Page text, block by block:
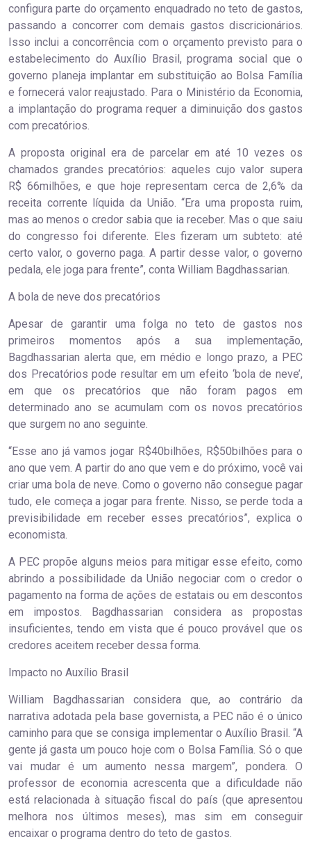
configura parte do orçamento enquadrado no teto de gastos,
passando a concorrer com demais gastos discricionários.
Isso inclui a concorrência com o orçamento previsto para o
estabelecimento do Auxílio Brasil, programa social que o
governo planeja implantar em substituição ao Bolsa Família
e fornecerá valor reajustado. Para o Ministério da Economia,
a implantação do programa requer a diminuição dos gastos
com precatórios.
A proposta original era de parcelar em até 10 vezes os
chamados grandes precatórios: aqueles cujo valor supera
R$ 66milhões, e que hoje representam cerca de 2,6% da
receita corrente líquida da União. “Era uma proposta ruim,
mas ao menos o credor sabia que ia receber. Mas o que saiu
do congresso foi diferente. Eles fizeram um subteto: até
certo valor, o governo paga. A partir desse valor, o governo
pedala, ele joga para frente”, conta William Bagdhassarian.
A bola de neve dos precatórios
Apesar de garantir uma folga no teto de gastos nos
primeiros momentos após a sua implementação,
Bagdhassarian alerta que, em médio e longo prazo, a PEC
dos Precatórios pode resultar em um efeito ‘bola de neve’,
em que os precatórios que não foram pagos em
determinado ano se acumulam com os novos precatórios
que surgem no ano seguinte.
“Esse ano já vamos jogar R$40bilhões, R$50bilhões para o
ano que vem. A partir do ano que vem e do próximo, você vai
criar uma bola de neve. Como o governo não consegue pagar
tudo, ele começa a jogar para frente. Nisso, se perde toda a
previsibilidade em receber esses precatórios”, explica o
economista.
A PEC propõe alguns meios para mitigar esse efeito, como
abrindo a possibilidade da União negociar com o credor o
pagamento na forma de ações de estatais ou em descontos
em impostos. Bagdhassarian considera as propostas
insuficientes, tendo em vista que é pouco provável que os
credores aceitem receber dessa forma.
Impacto no Auxílio Brasil
William Bagdhassarian considera que, ao contrário da
narrativa adotada pela base governista, a PEC não é o único
caminho para que se consiga implementar o Auxílio Brasil. “A
gente já gasta um pouco hoje com o Bolsa Família. Só o que
vai mudar é um aumento nessa margem”, pondera. O
professor de economia acrescenta que a dificuldade não
está relacionada à situação fiscal do país (que apresentou
melhora nos últimos meses), mas sim em conseguir
encaixar o programa dentro do teto de gastos.